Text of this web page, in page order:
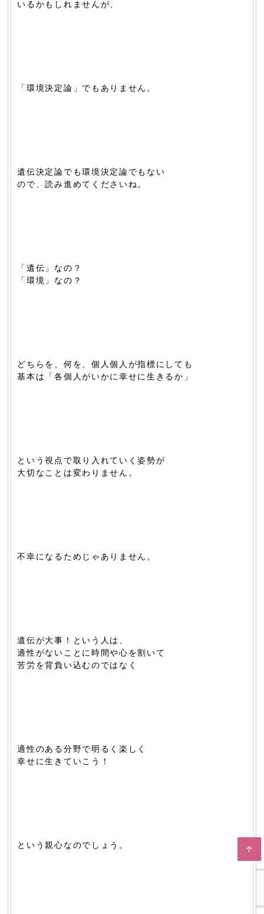
いるかもしれませんが、
「環境決定論」でもありません。
遺伝決定論でも環境決定論でもない
ので、読み進めてくださいね。
「遺伝」なの？
「環境」なの？
どちらを、何を、個人個人が指標にしても
基本は「各個人がいかに幸せに生きるか」
という視点で取り入れていく姿勢が
大切なことは変わりません。
不幸になるためじゃありません。
遺伝が大事！という人は、
適性がないことに時間や心を割いて
苦労を背負い込むのではなく
適性のある分野で明るく楽しく
幸せに生きていこう！
という親心なのでしょう。